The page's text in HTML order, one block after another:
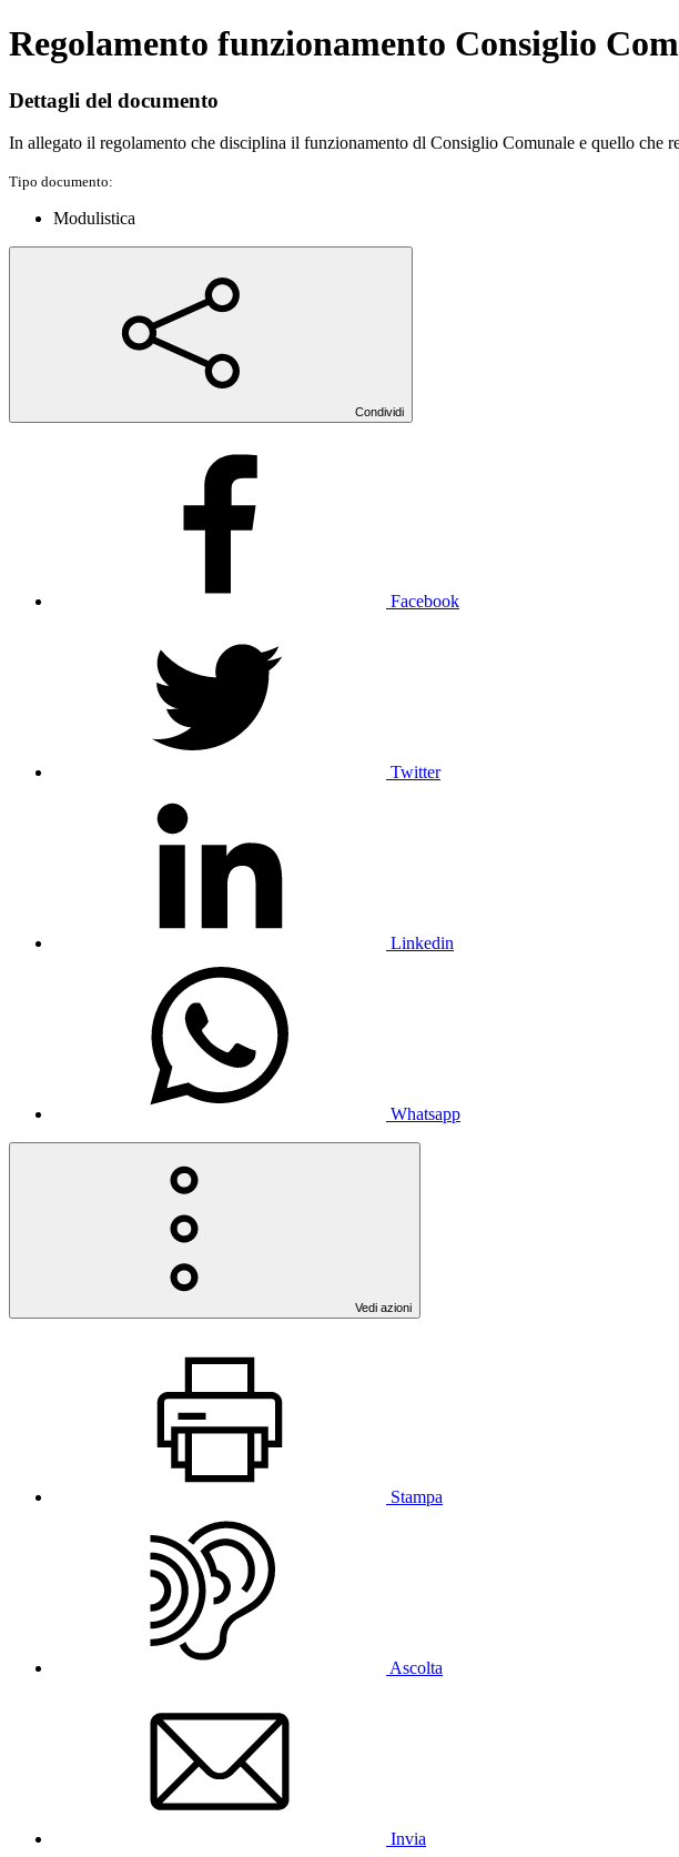
Regolamento funzionamento Consiglio
Dettagli del documento
In allegato il regolamento che disciplina il funzionamento dl Consiglio Comunale e quello che
Tipo documento:
Modulistica
Condividi
Facebook
Twitter
Linkedin
Whatsapp
Vedi azioni
Stampa
Ascolta
Invia